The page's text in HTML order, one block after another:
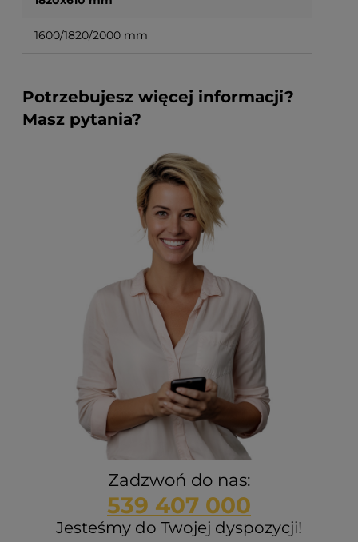
1600/1820/2000 mm
Potrzebujesz więcej informacji?
Masz pytania?
Zadzwoń do nas:
539 407 000
Jesteśmy do Twojej dyspozycji!